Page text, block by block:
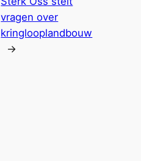
vragen over
kringlooplandbouw
→